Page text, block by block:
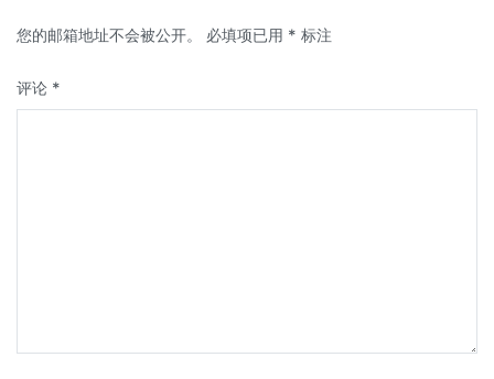
您的邮箱地址不会被公开。 必填项已用 * 标注
评论 *